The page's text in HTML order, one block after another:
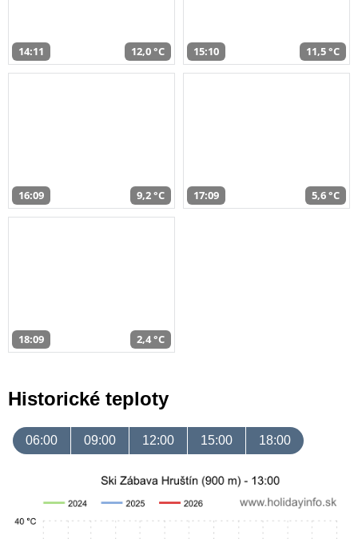
14:11 12,0 °C 15:10 11,5 °C
16:09 9,2 °C 17:09 5,6 °C
18:09 2,4 °C
Historické teploty
06:00 09:00 12:00 15:00 18:00